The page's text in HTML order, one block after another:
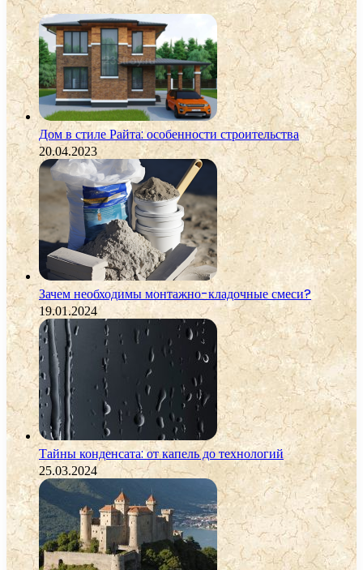
Дом в стиле Райта: особенности строительства
20.04.2023
Зачем необходимы монтажно-кладочные смеси?
19.01.2024
Тайны конденсата: от капель до технологий
25.03.2024